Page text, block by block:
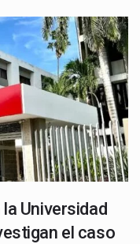
Universidad
el caso